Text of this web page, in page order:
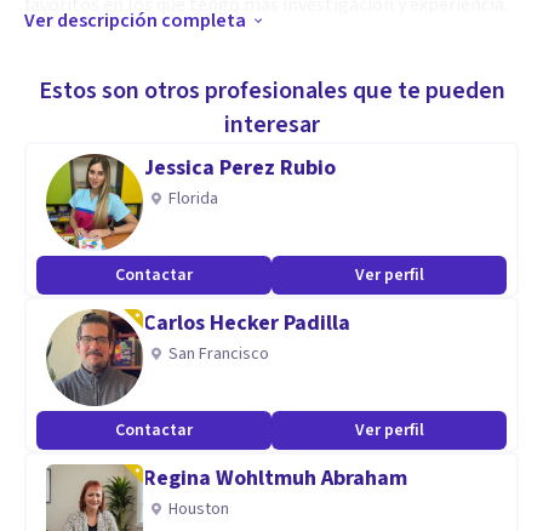
.-Más de 25 años en consulta clínica.
.-Doctor en Psicología.
.-Especialista en Psicología Clínica.
.-Especialista en Psicoterapia.
.-Colaboro con la OMS desde 2010.
Aptitudes
Amplia experiencia en tratar ANSIEDAD, TRASTORNOS DE
LA CONDUCTA en niños y jóvenes, ayuda a OPOSITORES
CON ANSIEDAD, DEPRESIÓN y TERAPIA DE PAREJA.
Ver http//
Ver descripción completa
Estos son otros profesionales que te pueden
interesar
Jessica Perez Rubio
Florida
Contactar Ver perfil
Carlos Hecker Padilla
San Francisco
Contactar Ver perfil
Regina Wohltmuh Abraham
Houston